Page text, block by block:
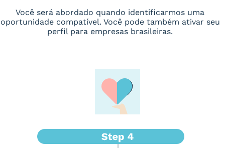
Você será abordado quando identificarmos uma
oportunidade compatível. Você pode também ativar seu
perfil para empresas brasileiras.